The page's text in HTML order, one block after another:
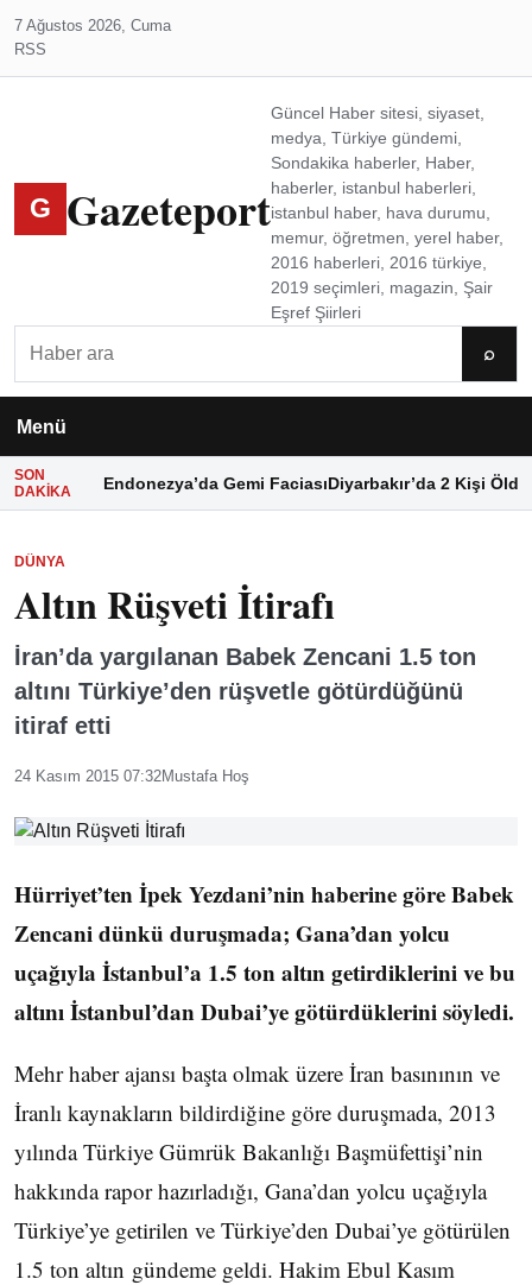
7 Ağustos 2026, Cuma
RSS
G Gazeteport
Güncel Haber sitesi, siyaset,
medya, Türkiye gündemi,
Sondakika haberler, Haber,
haberler, istanbul haberleri,
istanbul haber, hava durumu,
memur, öğretmen, yerel haber,
2016 haberleri, 2016 türkiye,
2019 seçimleri, magazin, Şair
Eşref Şiirleri
⌕
Menü
SON
DAKIKA
Endonezya’da Gemi FaciasıDiyarbakır’da 2 Kişi Öldü
DÜNYA
Altın Rüşveti İtirafı
İran’da yargılanan Babek Zencani 1.5 ton
altını Türkiye’den rüşvetle götürdüğünü
itiraf etti
24 Kasım 2015 07:32Mustafa Hoş
Hürriyet’ten İpek Yezdani’nin haberine göre Babek
Zencani dünkü duruşmada; Gana’dan yolcu
uçağıyla İstanbul’a 1.5 ton altın getirdiklerini ve bu
altını İstanbul’dan Dubai’ye götürdüklerini söyledi.
Mehr haber ajansı başta olmak üzere İran basınının ve
İranlı kaynakların bildirdiğine göre duruşmada, 2013
yılında Türkiye Gümrük Bakanlığı Başmüfettişi’nin
hakkında rapor hazırladığı, Gana’dan yolcu uçağıyla
Türkiye’ye getirilen ve Türkiye’den Dubai’ye götürülen
1.5 ton altın gündeme geldi. Hakim Ebul Kasım